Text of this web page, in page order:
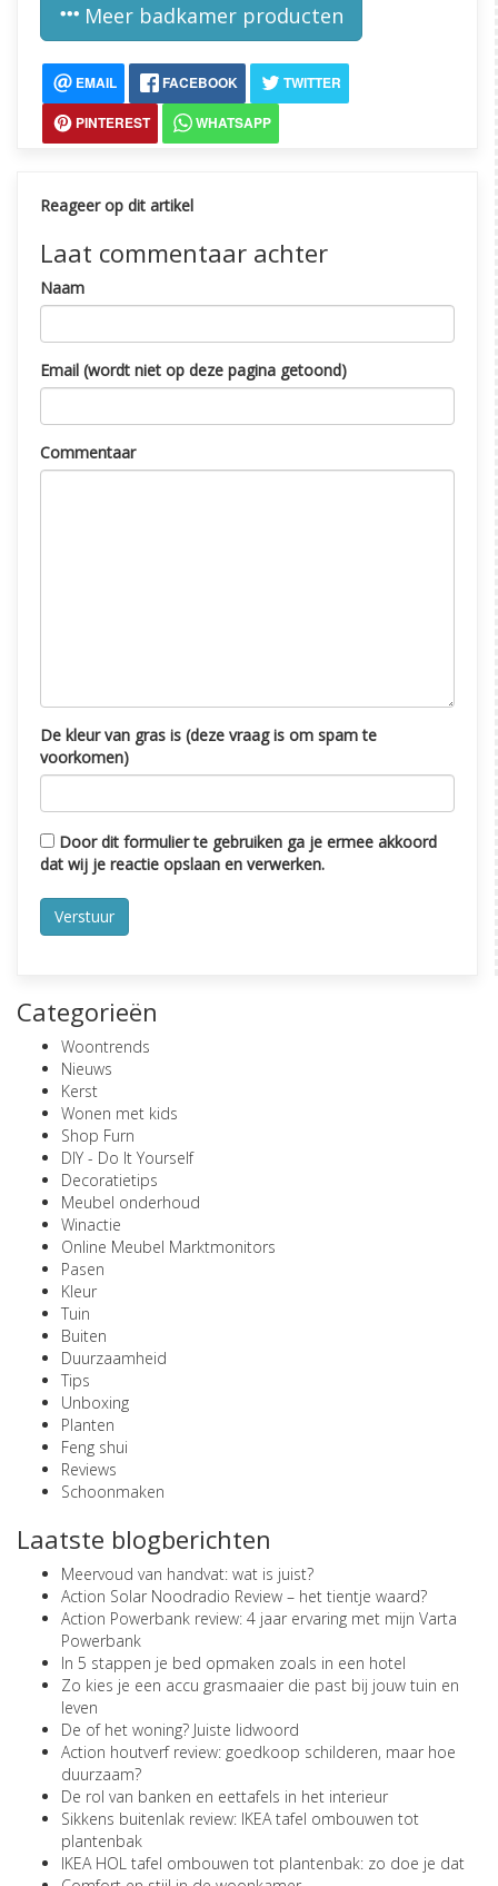
Meer badkamer producten
EMAIL FACEBOOK
TWITTER
PINTEREST
WHATSAPP
Reageer op dit artikel
Laat commentaar achter
Naam
Email (wordt niet op deze pagina getoond)
Commentaar
De kleur van gras is (deze vraag is om spam te
voorkomen)
Door dit formulier te gebruiken ga je ermee akkoord
dat wij je reactie opslaan en verwerken.
Categorieën
Woontrends
Nieuws
Kerst
Wonen met kids
Shop Furn
DIY - Do It Yourself
Decoratietips
Meubel onderhoud
Winactie
Online Meubel Marktmonitors
Pasen
Kleur
Tuin
Buiten
Duurzaamheid
Tips
Unboxing
Planten
Feng shui
Reviews
Schoonmaken
Laatste blogberichten
Meervoud van handvat: wat is juist?
Action Solar Noodradio Review – het tientje waard?
Action Powerbank review: 4 jaar ervaring met mijn Varta
Powerbank
In 5 stappen je bed opmaken zoals in een hotel
Zo kies je een accu grasmaaier die past bij jouw tuin en
leven
De of het woning? Juiste lidwoord
Action houtverf review: goedkoop schilderen, maar hoe
duurzaam?
De rol van banken en eettafels in het interieur
Sikkens buitenlak review: IKEA tafel ombouwen tot
plantenbak
IKEA HOL tafel ombouwen tot plantenbak: zo doe je dat